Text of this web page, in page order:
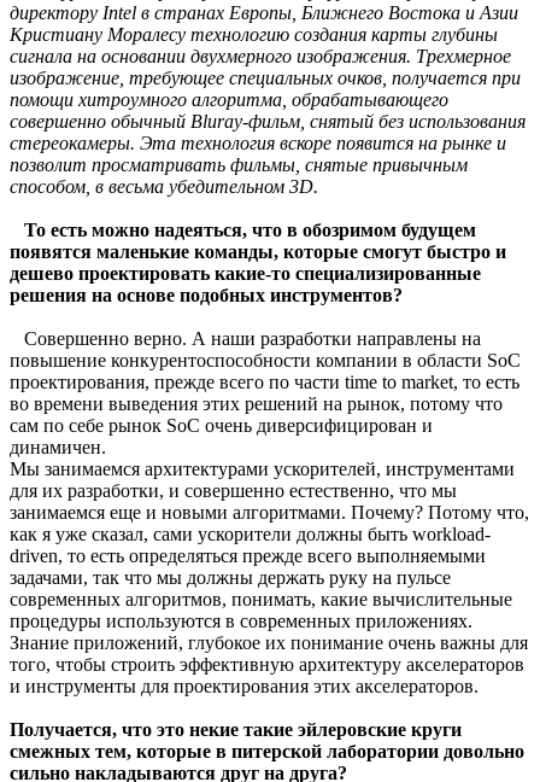
директору Intel в странах Европы, Ближнего Востока и Азии
Кристиану Моралесу технологию создания карты глубины
сигнала на основании двухмерного изображения. Трехмерное
изображение, требующее специальных очков, получается при
помощи хитроумного алгоритма, обрабатывающего
совершенно обычный Bluray-фильм, снятый без использования
стереокамеры. Эта технология вскоре появится на рынке и
позволит просматривать фильмы, снятые привычным
способом, в весьма убедительном 3D.
То есть можно надеяться, что в обозримом будущем
появятся маленькие команды, которые смогут быстро и
дешево проектировать какие-то специализированные
решения на основе подобных инструментов?
Совершенно верно. А наши разработки направлены на
повышение конкурентоспособности компании в области SoC
проектирования, прежде всего по части time to market, то есть
во времени выведения этих решений на рынок, потому что
сам по себе рынок SoC очень диверсифицирован и
динамичен.
Мы занимаемся архитектурами ускорителей, инструментами
для их разработки, и совершенно естественно, что мы
занимаемся еще и новыми алгоритмами. Почему? Потому что,
как я уже сказал, сами ускорители должны быть workload-
driven, то есть определяться прежде всего выполняемыми
задачами, так что мы должны держать руку на пульсе
современных алгоритмов, понимать, какие вычислительные
процедуры используются в современных приложениях.
Знание приложений, глубокое их понимание очень важны для
того, чтобы строить эффективную архитектуру акселераторов
и инструменты для проектирования этих акселераторов.
Получается, что это некие такие эйлеровские круги
смежных тем, которые в питерской лаборатории довольно
сильно накладываются друг на друга?